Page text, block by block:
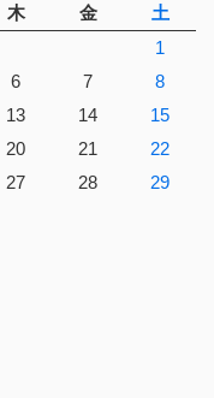
木 金 土
1
6 7
8
13 14
15
20 21
22
27 28
29